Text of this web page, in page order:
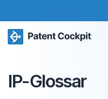
IP-Glossar